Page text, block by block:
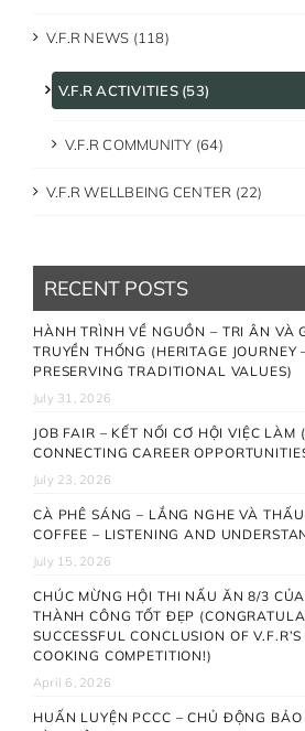
V.F.R NEWS (118)
V.F.R ACTIVITIES (53)
V.F.R COMMUNITY (64)
V.F.R WELLBEING CENTER (22)
RECENT POSTS
HÀNH TRÌNH VỀ NGUỒN – TRI ÂN VÀ
TRUYỀN THỐNG (HERITAGE JOURNEY
PRESERVING TRADITIONAL VALUES)
July 31, 2026
JOB FAIR – KẾT NỐI CƠ HỘI VIỆC LÀM
CONNECTING CAREER
July 23, 2026
CÀ PHÊ SÁNG – LẮNG NGHE VÀ
COFFEE – LISTENING AND
July 15, 2026
CHÚC MỪNG HỘI THI NẤU ĂN 8/3
THÀNH CÔNG TỐT ĐẸP
SUCCESSFUL CONCLUSION OF
COOKING COMPETITION!)
April 6, 2026
HUẤN LUYỆN PCCC – CHỦ ĐỘNG